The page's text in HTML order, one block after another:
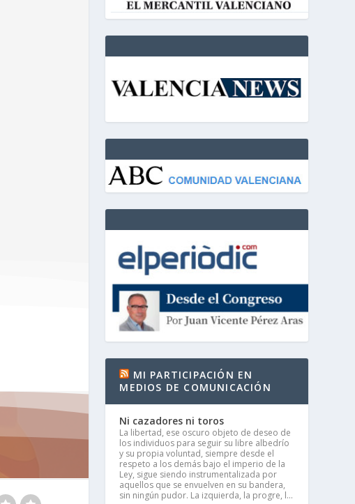
MI PARTICIPACIÓN EN
MEDIOS DE COMUNICACIÓN
Ni cazadores ni toros
La libertad, ese oscuro objeto de deseo de
los individuos para seguir su libre albedrío
y su propia voluntad, siempre desde el
respeto a los demás bajo el imperio de la
Ley, sigue siendo instrumentalizada por
aquellos que se envuelven en su bandera,
sin ningún pudor. La izquierda, la progre, l...